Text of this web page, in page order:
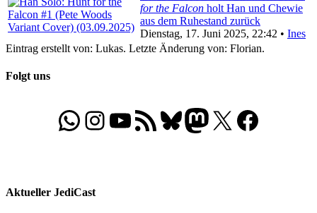
for the Falcon holt Han und Chewie
aus dem Ruhestand zurück
Dienstag, 17. Juni 2025, 22:42 • Ines
Eintrag erstellt von: Lukas. Letzte Änderung von: Florian.
Folgt uns
WhatsApp
Folgt uns auf Instagram
Besucht unseren YouTube-Kanal
RSS-FeedBluesky
Folgt uns auf Mastodon
X Folgt uns auf
Aktueller JediCast